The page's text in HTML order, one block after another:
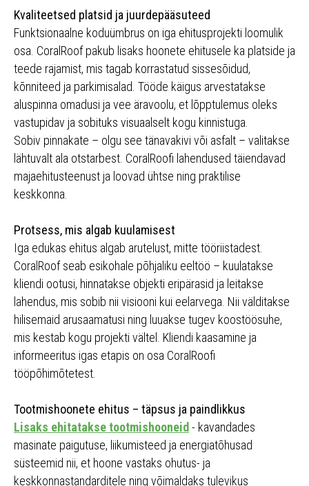
Kvaliteetsed platsid ja juurdepääsuteed
Funktsionaalne koduümbrus on iga ehitusprojekti loomulik
osa. CoralRoof pakub lisaks hoonete ehitusele ka platside ja
teede rajamist, mis tagab korrastatud sissesõidud,
kõnniteed ja parkimisalad. Tööde käigus arvestatakse
aluspinna omadusi ja vee äravoolu, et lõpptulemus oleks
vastupidav ja sobituks visuaalselt kogu kinnistuga.
Sobiv pinnakate – olgu see tänavakivi või asfalt – valitakse
lähtuvalt ala otstarbest. CoralRoofi lahendused täiendavad
majaehitusteenust ja loovad ühtse ning praktilise
keskkonna.
Protsess, mis algab kuulamisest
Iga edukas ehitus algab arutelust, mitte tööriistadest.
CoralRoof seab esikohale põhjaliku eeltöö – kuulatakse
kliendi ootusi, hinnatakse objekti eripärasid ja leitakse
lahendus, mis sobib nii visiooni kui eelarvega. Nii välditakse
hilisemaid arusaamatusi ning luuakse tugev koostöösuhe,
mis kestab kogu projekti vältel. Kliendi kaasamine ja
informeeritus igas etapis on osa CoralRoofi
tööpõhimõtetest.
Tootmishoonete ehitus – täpsus ja paindlikkus
Lisaks ehitatakse tootmishooneid - kavandades
masinate paigutuse, liikumisteed ja energiatõhusad
süsteemid nii, et hoone vastaks ohutus- ja
keskkonnastandarditele ning võimaldaks tulevikus